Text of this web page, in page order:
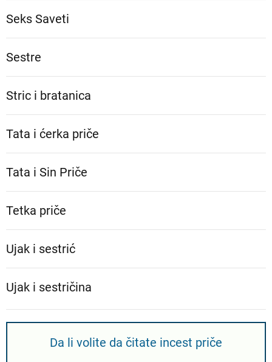
Seks Saveti
Sestre
Stric i bratanica
Tata i ćerka priče
Tata i Sin Priče
Tetka priče
Ujak i sestrić
Ujak i sestričina
Da li volite da čitate incest priče